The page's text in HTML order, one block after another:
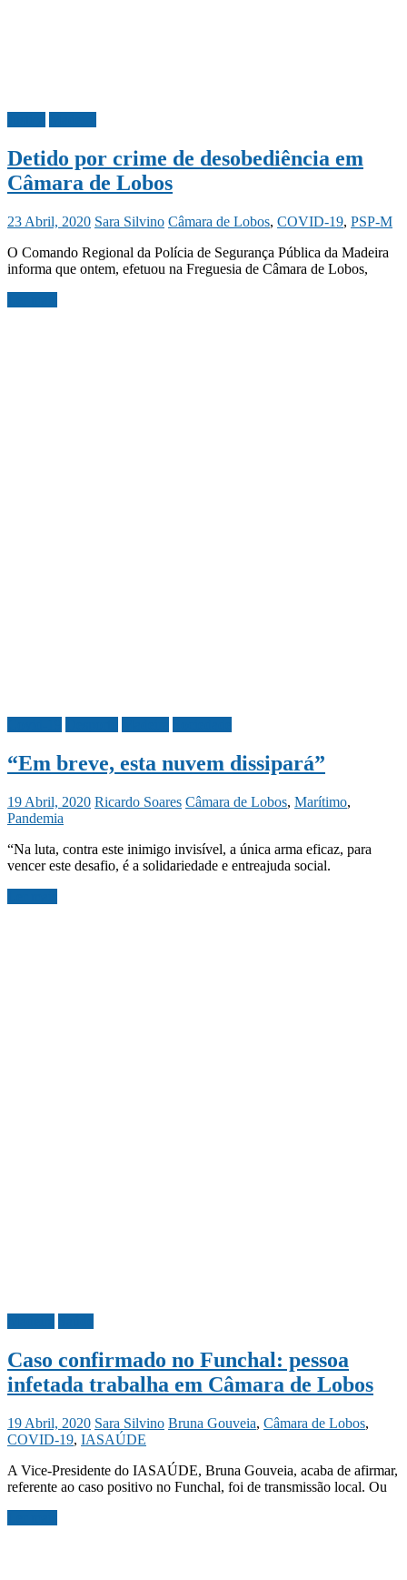
Detido por crime de desobediência em
Câmara de Lobos
23 Abril, 2020 Sara Silvino Câmara de Lobos, COVID-19, PSP-M
O Comando Regional da Polícia de Segurança Pública da Madeira
informa que ontem, efetuou na Freguesia de Câmara de Lobos,
“Em breve, esta nuvem dissipará”
19 Abril, 2020 Ricardo Soares Câmara de Lobos, Marítimo,
Pandemia
“Na luta, contra este inimigo invisível, a única arma eficaz, para
vencer este desafio, é a solidariedade e entreajuda social.
Caso confirmado no Funchal: pessoa
infetada trabalha em Câmara de Lobos
19 Abril, 2020 Sara Silvino Bruna Gouveia, Câmara de Lobos,
COVID-19, IASAÚDE
A Vice-Presidente do IASAÚDE, Bruna Gouveia, acaba de afirmar,
referente ao caso positivo no Funchal, foi de transmissão local. Ou